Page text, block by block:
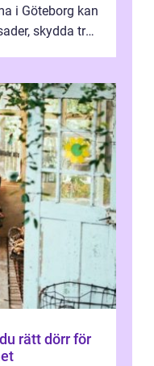
i Göteborg kan
skydda trä